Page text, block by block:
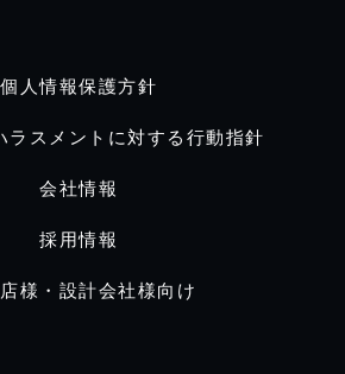
個人情報保護方針
ラスメントに対する行動指針
会社情報
採用情報
様・設計会社様向け